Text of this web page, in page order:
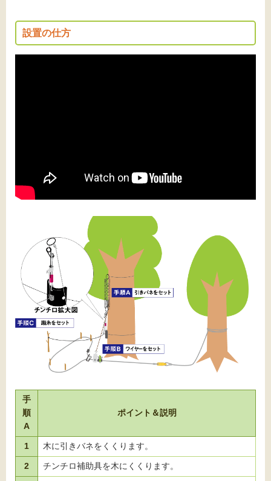
設置の仕方
手
順
A
ポイント＆説明
1 木に引きバネをくくります。
2 チンチロ補助具を木にくくります。